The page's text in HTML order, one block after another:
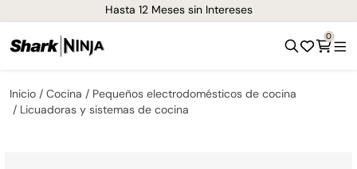
Hasta 12 Meses sin Intereses
0
Inicio Cocina
Pequeños electrodomésticos de cocina
Licuadoras y sistemas de cocina